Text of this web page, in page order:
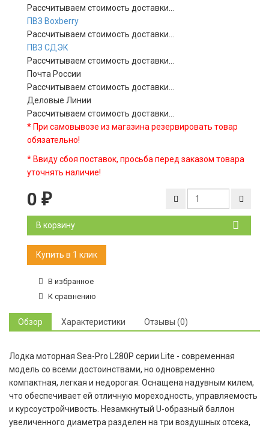
Рассчитываем стоимость доставки...
ПВЗ Boxberry
Рассчитываем стоимость доставки...
ПВЗ СДЭК
Рассчитываем стоимость доставки...
Почта России
Рассчитываем стоимость доставки...
Деловые Линии
Рассчитываем стоимость доставки...
* При самовывозе из магазина резервировать товар
обязательно!
* Ввиду сбоя поставок, просьба перед заказом товара
уточнять наличие!
0 ₽
В корзину
В избранное
К сравнению
Обзор Характеристики Отзывы (0)
Лодка моторная Sea-Pro L280P серии Lite - современная
модель со всеми достоинствами, но одновременно
компактная, легкая и недорогая. Оснащена надувным килем,
что обеспечивает ей отличную мореходность, управляемость
и курсоустройчивость. Незамкнутый U-образный баллон
увеличенного диаметра разделен на три воздушных отсека,